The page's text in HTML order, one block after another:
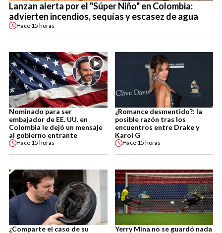
Lanzan alerta por el "Súper Niño" en Colombia:
advierten incendios, sequías y escasez de agua
Hace 15 horas
Nominado para ser
embajador de EE. UU. en
Colombia le dejó un mensaje
al gobierno entrante
Hace 15 horas
¿Romance desmentido?: la
posible razón tras los
encuentros entre Drake y
Karol G
Hace 15 horas
¿Comparte el caso de su
Yerry Mina no se guardó nada